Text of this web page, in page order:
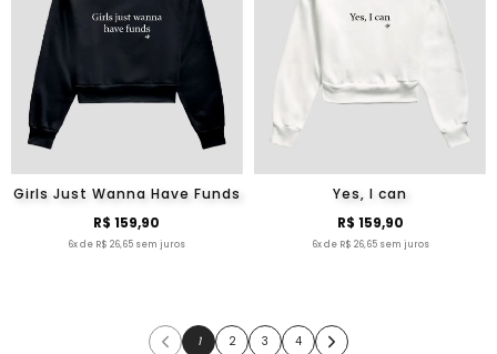
Girls Just Wanna Have Funds
R$ 159,90
6x de R$ 26,65 sem juros
Yes, I can
R$ 159,90
6x de R$ 26,65 sem juros
1 2 3 4